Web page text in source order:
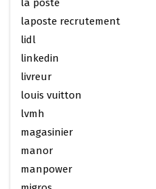
la poste
laposte recrutement
lidl
linkedin
livreur
louis vuitton
lvmh
magasinier
manor
manpower